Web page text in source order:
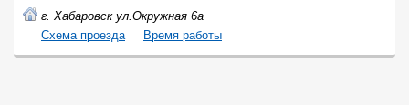
г. Хабаровск ул.Окружная 6а
Cхема проезда
Время работы